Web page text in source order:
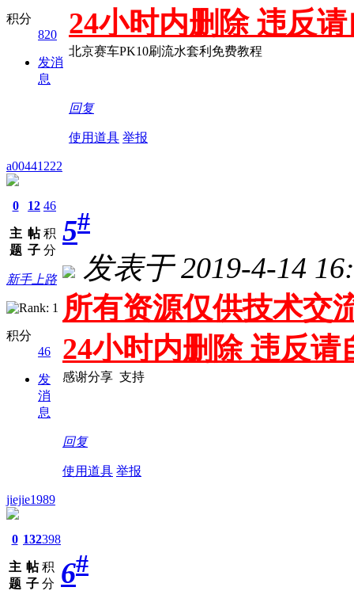
积分
820
发消
息
24小时内删除 违反
北京赛车PK10刷流水套利免费教程
回复
使用道具 举报
a00441222
0
主
题
12
帖
子
46
积
分
新手上路
积分
46
发
消
息
5#
发表于 2019-4-14
所有资源仅供技术交
24小时内删除 违反
感谢分享 支持
回复
使用道具 举报
jiejie1989
0
主
题
132
帖
子
398
积
分 6#